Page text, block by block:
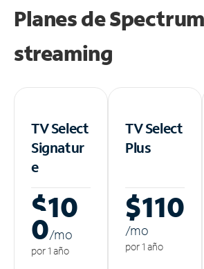
Planes de
streaming
TV Select
Signatur
e
$10
0/mo
por 1 año
TV Select
Plus
$110
/mo
por 1 año